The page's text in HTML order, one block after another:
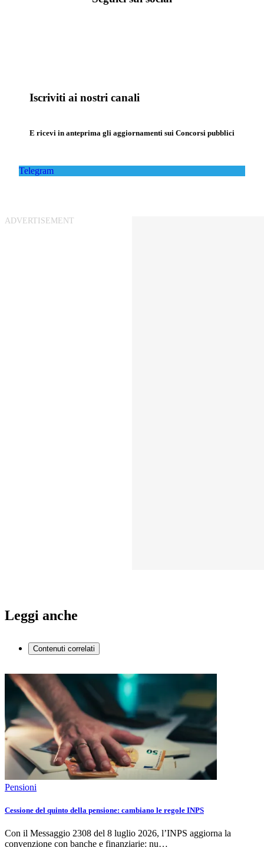
Iscriviti ai nostri canali
E ricevi in anteprima gli aggiornamenti sui Concorsi pubblici
Telegram
Leggi anche
Contenuti correlati
Pensioni
Cessione del quinto della pensione: cambiano le regole INPS
Con il Messaggio 2308 del 8 luglio 2026, l’INPS aggiorna la
convenzione con banche e finanziarie: nu…